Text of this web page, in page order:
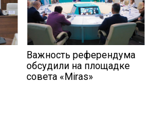
Важность референдума
обсудили на площадке
совета «Miras»